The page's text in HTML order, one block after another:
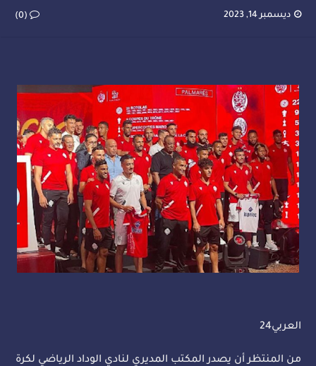
ديسمبر 14, 2023 (0)
العربي24
من المنتظر أن يصدر المكتب المديري لنادي الوداد الرياضي لكرة